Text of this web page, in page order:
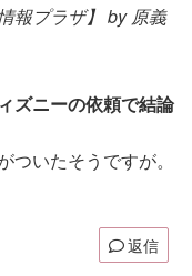
報プラザ】 by 原義
ズニーの依頼で結論
いたそうですが。
返信